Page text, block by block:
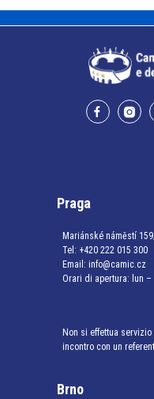
Praga
Mariánské náměstí
Tel: +420 222 015 300
Email: info@camic.cz
Orari di apertura: lun –
Non si effettua
incontro con un
Brno